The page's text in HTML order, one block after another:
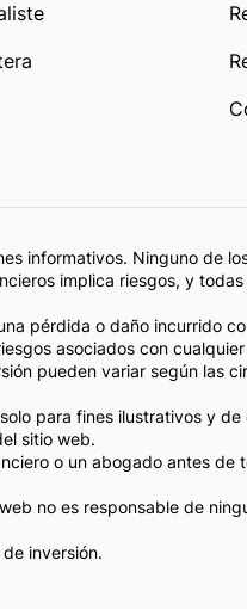
informativos. Ninguno de
implica riesgos, y
pérdida o daño incurrido
asociados con
pueden variar según las
para fines ilustrativos y
sitio web.
o un abogado antes
no es responsable de
inversión.